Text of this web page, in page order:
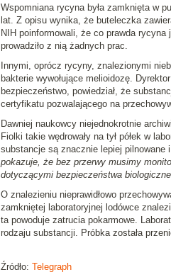
Wspomniana rycyna była zamknięta w
lat. Z opisu wynika, że buteleczka
NIH poinformowali, że co prawda
prowadziło z nią żadnych prac.
Innymi, oprócz rycyny, znalezionymi
bakterie wywołujące melioidozę.
bezpieczeństwo, powiedział, że
certyfikatu pozwalającego na
Dawniej naukowcy niejednokrotnie
Fiolki takie wędrowały na tył półek w
substancje są znacznie lepiej pilnowane
pokazuje, że bez przerwy musimy
dotyczącymi bezpieczeństwa
O znalezieniu nieprawidłowo
zamkniętej laboratoryjnej lodówce
ta powoduje zatrucia pokarmowe.
rodzaju substancji. Próbka została
Źródło: Telegraph